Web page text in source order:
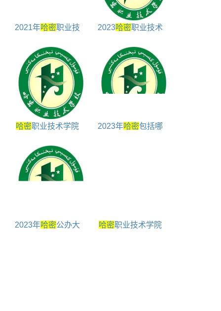
2021年哈密职业技
计划
2023哈密职业技术
哈密职业技术学院
2023年哈密包括哪
2023年哈密公办大
哈密职业技术学院